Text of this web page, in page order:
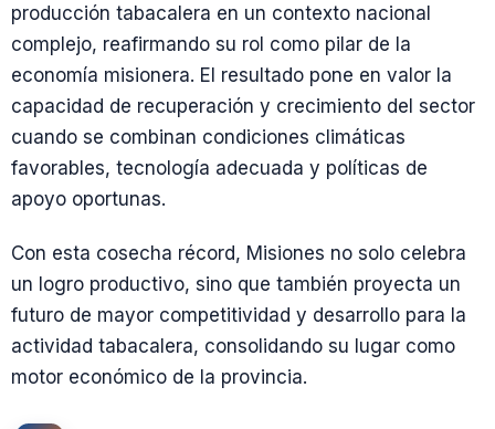
producción tabacalera en un contexto nacional
complejo, reafirmando su rol como pilar de la
economía misionera. El resultado pone en valor la
capacidad de recuperación y crecimiento del sector
cuando se combinan condiciones climáticas
favorables, tecnología adecuada y políticas de
apoyo oportunas.
Con esta cosecha récord, Misiones no solo celebra
un logro productivo, sino que también proyecta un
futuro de mayor competitividad y desarrollo para la
actividad tabacalera, consolidando su lugar como
motor económico de la provincia.